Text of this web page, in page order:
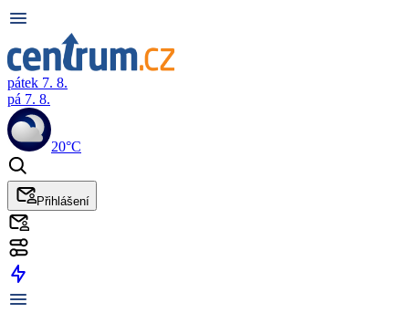
pátek 7. 8.
pá 7. 8.
20°C
Přihlášení